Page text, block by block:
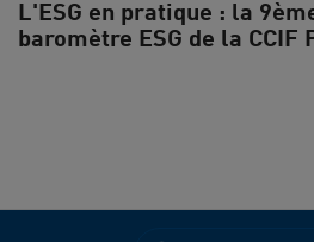
L'ESG en pratique : la
baromètre ESG de la CCIF